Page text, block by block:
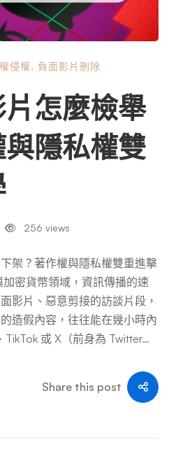
，它是一個科技平台。 這意味
「事實真相」，而是判斷該內
）與誹謗的灰色地帶
選單中，根本沒有「誹謗」
對於單純針對「品牌商品品
商業誠信」的不實指控（例
、「老闆捲款潛逃了」），Yo
群規範為由移除影片。他們的
達或事實爭議，非平台管轄範
華民國刑法第 310 條及民法侵
以下條件（這也是 Google 法
準）： 法律要件 具體內容說
1. 意 …
侵權, 負面影片刪除
怎麼檢舉
隱私權雙
256 views
架？著作權與隱私權雙重進擊
密貨幣領域，資訊傳播的速
影片、惡意剪接的訪談片段，
造假內容，往往能在幾小時內
或 X（前身為 Twitter）
，更可能直接引發恐慌性拋
面對這種數位危機，許多人第
Share this post